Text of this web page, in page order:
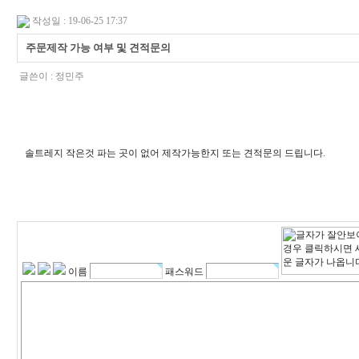
작성일 : 19-06-25 17:37
주문제작 가능 여부 및 견적문의
글쓴이 : 정민주
솔트레지 작은것 파는 곳이 없어 제작가능한지 또는 견적문의 드립니다.
이름 패스워드